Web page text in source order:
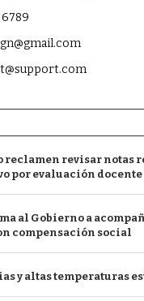
6789
reclamen revisar notas
por evaluación docente
al Gobierno a
compensación social
y altas temperaturas